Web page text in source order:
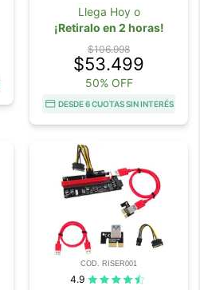
Llega Hoy o
¡Retiralo en 2 horas!
$106.998
$53.499
50% OFF
DESDE 6 CUOTAS SIN INTERÉS
COD. RISER001
4.9